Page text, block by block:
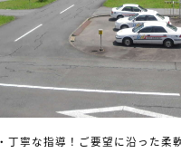
丁寧な指導！ご要望に沿った